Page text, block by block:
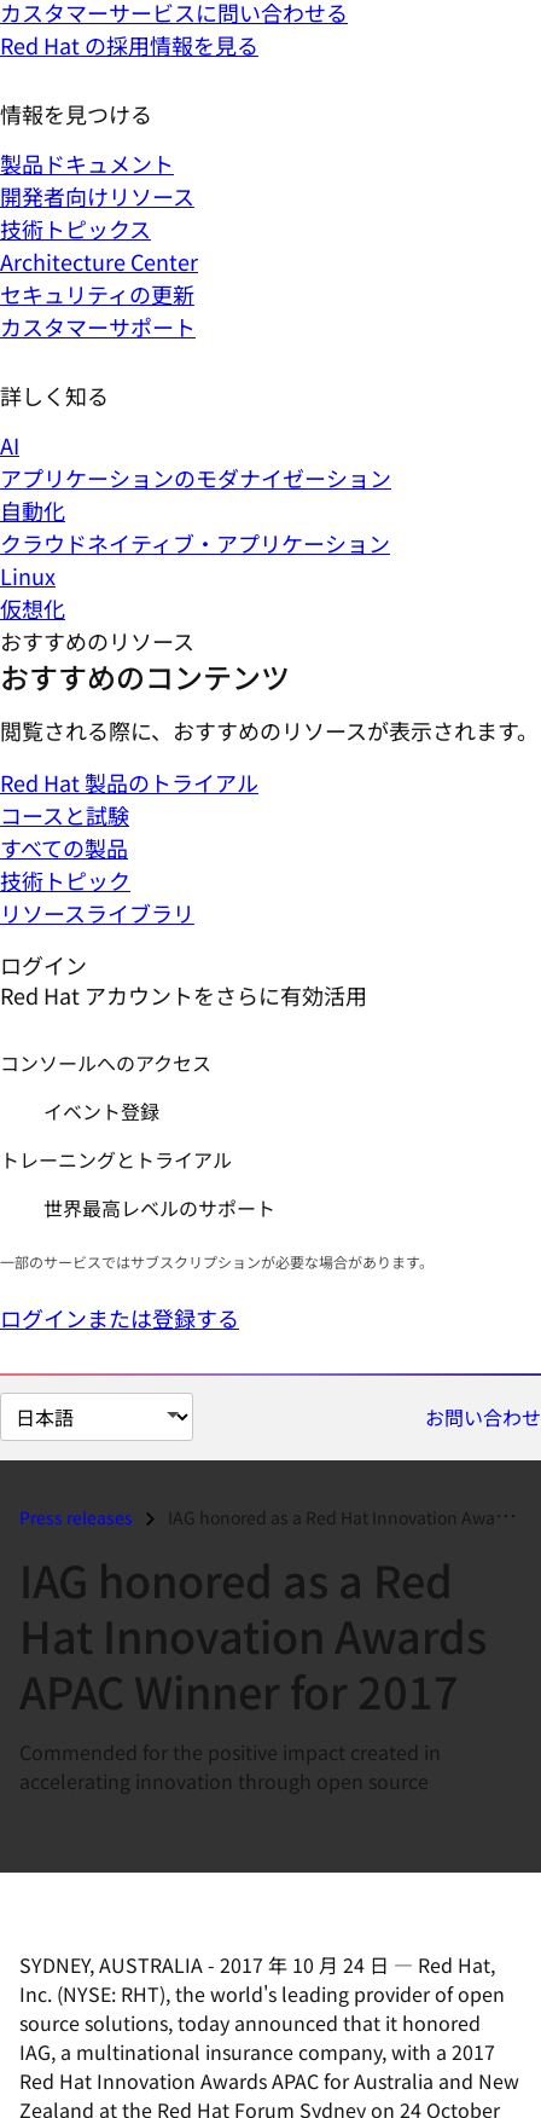
カスタマーサービスに問い合わせる
Red Hat の採用情報を見る
情報を見つける
製品ドキュメント
開発者向けリソース
技術トピックス
Architecture Center
セキュリティの更新
カスタマーサポート
詳しく知る
AI
アプリケーションのモダナイゼーション
自動化
クラウドネイティブ・アプリケーション
Linux
仮想化
おすすめのリソース
おすすめのコンテンツ
閲覧される際に、おすすめのリソースが表示されます。
Red Hat 製品のトライアル
コースと試験
すべての製品
技術トピック
リソースライブラリ
ログイン
Red Hat アカウントをさらに有効活用
コンソールへのアクセス
イベント登録
トレーニングとトライアル
世界最高レベルのサポート
一部のサービスではサブスクリプションが必要な場合があります。
ログインまたは登録する
ペ
ー
の
し
い
お問い合わせ
Press releases IAG honored as a Red Hat Innovation Awards APAC Winner for 2017...
IAG honored as a Red
Hat Innovation Awards
APAC Winner for 2017
Commended for the positive impact created in
accelerating innovation through open source
SYDNEY, AUSTRALIA- 2017 年 10 月 24 日 — Red Hat,
Inc. (NYSE: RHT), the world's leading provider of open
source solutions, today announced that it honored
IAG, a multinational insurance company, with a 2017
Red Hat Innovation Awards APAC for Australia and New
Zealand at the Red Hat Forum Sydney on 24 October